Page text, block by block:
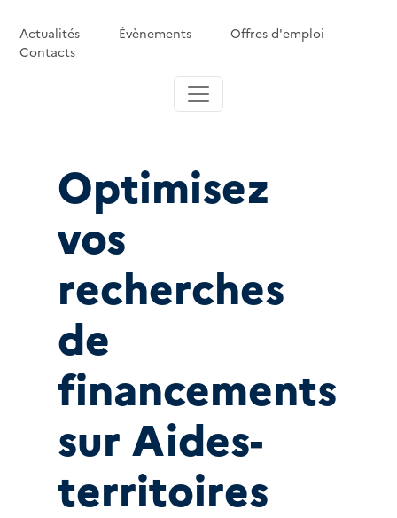
Actualités Évènements
Offres d'emploi
Contacts
Optimisez
vos
recherches
de
financements
sur Aides-
territoires